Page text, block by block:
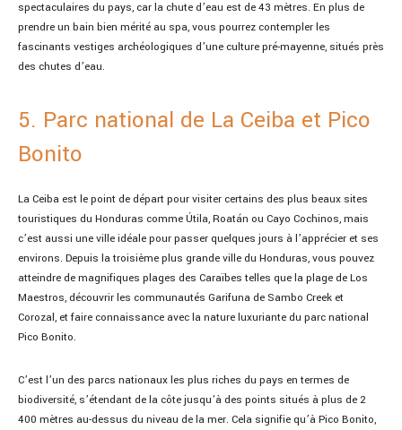
spectaculaires du pays, car la chute d’eau est de 43 mètres. En plus de
prendre un bain bien mérité au spa, vous pourrez contempler les
fascinants vestiges archéologiques d’une culture pré-mayenne, situés près
des chutes d’eau.
5. Parc national de La Ceiba et Pico
Bonito
La Ceiba est le point de départ pour visiter certains des plus beaux sites
touristiques du Honduras comme Útila, Roatán ou Cayo Cochinos, mais
c’est aussi une ville idéale pour passer quelques jours à l’apprécier et ses
environs. Depuis la troisième plus grande ville du Honduras, vous pouvez
atteindre de magnifiques plages des Caraïbes telles que la plage de Los
Maestros, découvrir les communautés Garifuna de Sambo Creek et
Corozal, et faire connaissance avec la nature luxuriante du parc national
Pico Bonito.
C’est l’un des parcs nationaux les plus riches du pays en termes de
biodiversité, s’étendant de la côte jusqu’à des points situés à plus de 2
400 mètres au-dessus du niveau de la mer. Cela signifie qu’à Pico Bonito,